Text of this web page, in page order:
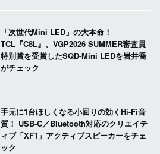
「次世代Mini LED」の大本命！
TCL『C8L』、VGP2026 SUMMER審査員
特別賞を受賞したSQD-Mini LEDを岩井喬
がチェック
手元に1台ほしくなる小回りの効くHi-Fi音
質！ USB-C／Bluetooth対応のクリエイテ
ィブ「XF1」アクティブスピーカーをチェ
ック